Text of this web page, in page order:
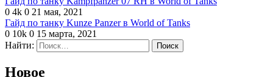
0 4k 0 21 мая, 2021
Гайд по танку Kunze Panzer в World of Tanks
0 10k 0 15 марта, 2021
Найти:
Новое